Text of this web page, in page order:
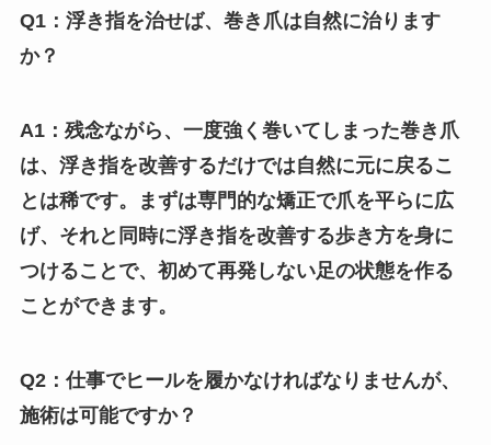
Q1：浮き指を治せば、巻き爪は自然に治ります
か？
A1：残念ながら、一度強く巻いてしまった巻き爪
は、浮き指を改善するだけでは自然に元に戻るこ
とは稀です。まずは専門的な矯正で爪を平らに広
げ、それと同時に浮き指を改善する歩き方を身に
つけることで、初めて再発しない足の状態を作る
ことができます。
Q2：仕事でヒールを履かなければなりませんが、
施術は可能ですか？